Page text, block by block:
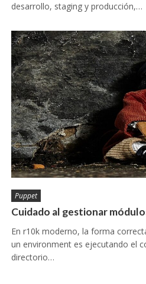
desarrollo, staging y producción,…
Puppet
Cuidado al gestionar
En r10k moderno, la forma
un environment es ejecutando el
directorio…